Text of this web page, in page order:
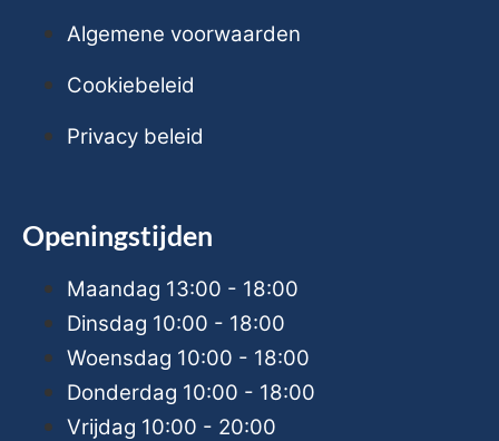
Algemene voorwaarden
Cookiebeleid
Privacy beleid
Openingstijden
Maandag 13:00 - 18:00
Dinsdag 10:00 - 18:00
Woensdag 10:00 - 18:00
Donderdag 10:00 - 18:00
Vrijdag 10:00 - 20:00